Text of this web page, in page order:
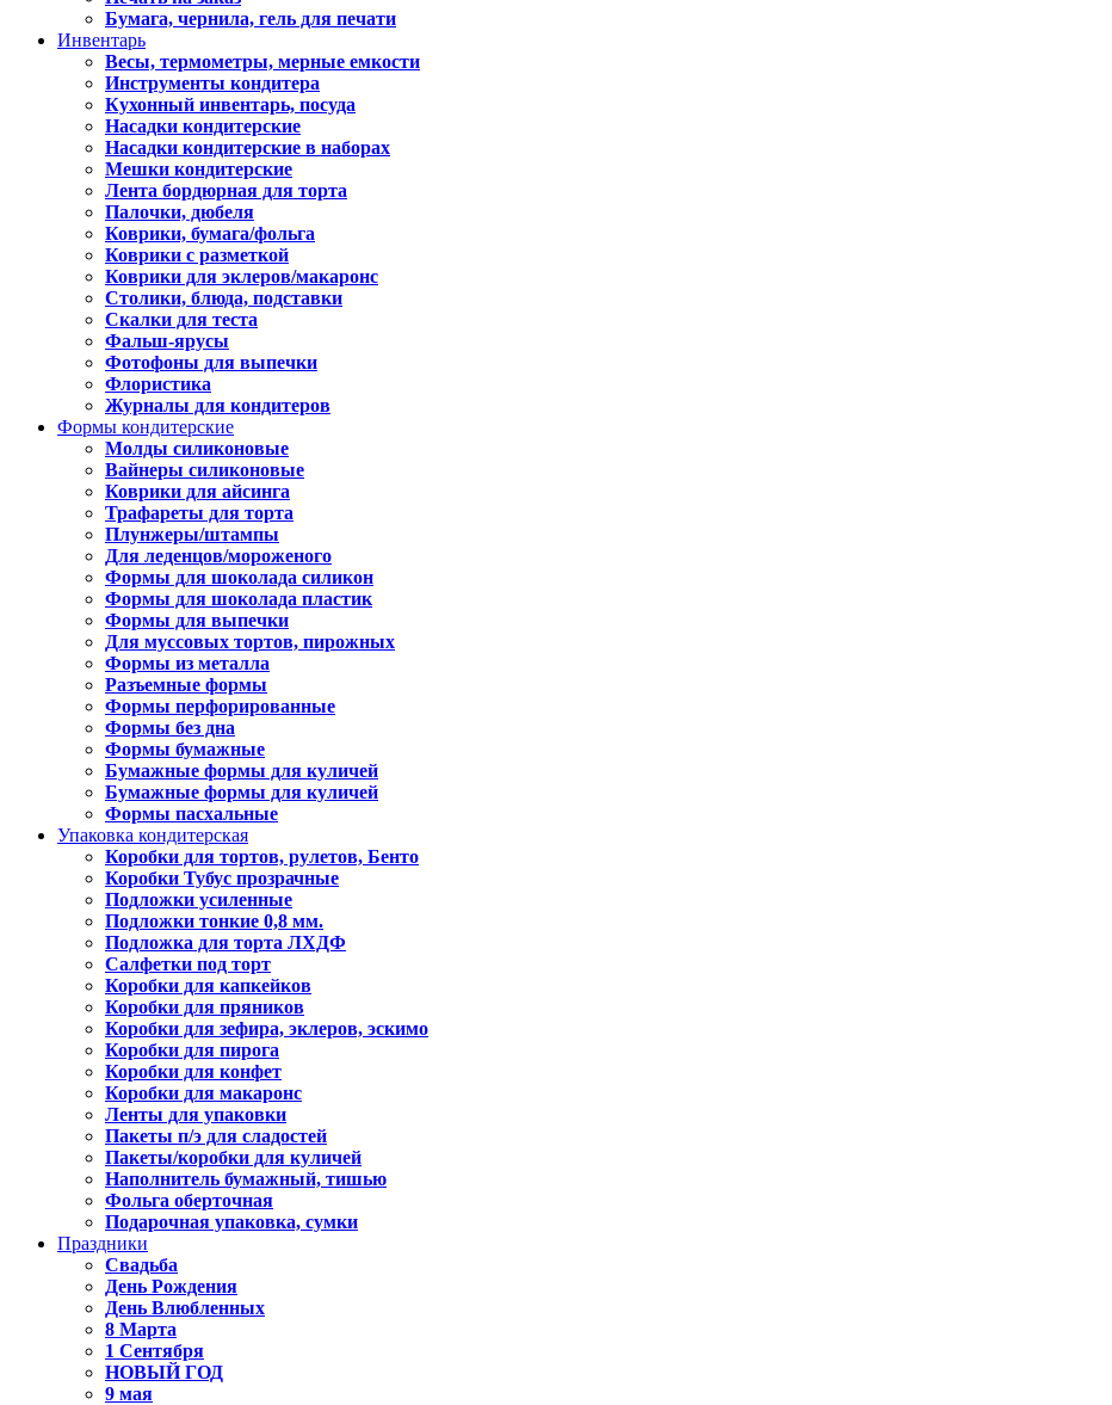
Бумага, чернила, гель для печати
Инвентарь
Весы, термометры, мерные емкости
Инструменты кондитера
Кухонный инвентарь, посуда
Насадки кондитерские
Насадки кондитерские в наборах
Мешки кондитерские
Лента бордюрная для торта
Палочки, дюбеля
Коврики, бумага/фольга
Коврики с разметкой
Коврики для эклеров/макаронс
Столики, блюда, подставки
Скалки для теста
Фальш-ярусы
Фотофоны для выпечки
Флористика
Журналы для кондитеров
Формы кондитерские
Молды силиконовые
Вайнеры силиконовые
Коврики для айсинга
Трафареты для торта
Плунжеры/штампы
Для леденцов/мороженого
Формы для шоколада силикон
Формы для шоколада пластик
Формы для выпечки
Для муссовых тортов, пирожных
Формы из металла
Разъемные формы
Формы перфорированные
Формы без дна
Формы бумажные
Бумажные формы для куличей
Бумажные формы для куличей
Формы пасхальные
Упаковка кондитерская
Коробки для тортов, рулетов, Бенто
Коробки Тубус прозрачные
Подложки усиленные
Подложки тонкие 0,8 мм.
Подложка для торта ЛХДФ
Салфетки под торт
Коробки для капкейков
Коробки для пряников
Коробки для зефира, эклеров, эскимо
Коробки для пирога
Коробки для конфет
Коробки для макаронс
Ленты для упаковки
Пакеты п/э для сладостей
Пакеты/коробки для куличей
Наполнитель бумажный, тишью
Фольга оберточная
Подарочная упаковка, сумки
Праздники
Свадьба
День Рождения
День Влюбленных
8 Марта
1 Сентября
НОВЫЙ ГОД
9 мая